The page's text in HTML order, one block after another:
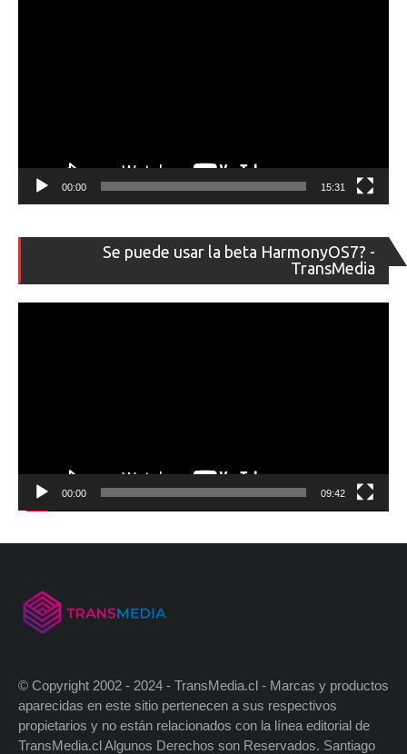
00:00 15:31
Se puede usar la beta HarmonyOS7? -
TransMedia
de
00:00 09:42
© Copyright 2002 - 2024 - TransMedia.cl - Marcas y productos
aparecidas en este sitio pertenecen a sus respectivos
propietarios y no están relacionados con la línea editorial de
TransMedia.cl Algunos Derechos son Reservados. Santiago